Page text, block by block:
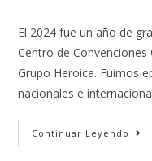
El 2024 fue un año de
Centro de
Grupo Heroica. Fuimos
nacionales e
Continuar Leyendo